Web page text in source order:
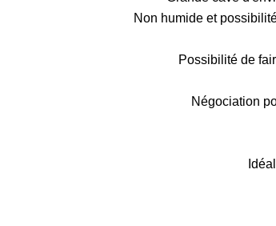
Non humide et
Possibilité de
Négociation